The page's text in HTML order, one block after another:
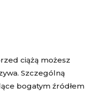
ciążą możesz
Szczególną
bogatym źródłem